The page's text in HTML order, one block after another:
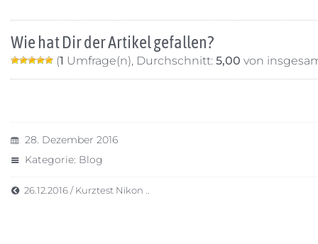
Wie hat Dir der Artikel gefallen?
(1 Umfrage(n), Durchschnitt: 5,00 von
28. Dezember 2016
Kategorie: Blog
26.12.2016 / Kurztest Nikon ..